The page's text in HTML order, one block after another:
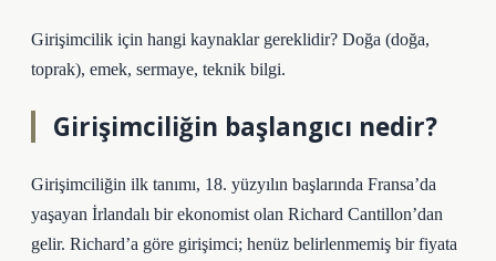
Girişimcilik için hangi kaynaklar gereklidir? Doğa (doğa,
toprak), emek, sermaye, teknik bilgi.
Girişimciliğin başlangıcı nedir?
Girişimciliğin ilk tanımı, 18. yüzyılın başlarında Fransa’da
yaşayan İrlandalı bir ekonomist olan Richard Cantillon’dan
gelir. Richard’a göre girişimci; henüz belirlenmemiş bir fiyata